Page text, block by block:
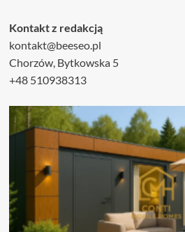
Kontakt z redakcją
kontakt@beeseo.pl
Chorzów, Bytkowska 5
+48 510938313